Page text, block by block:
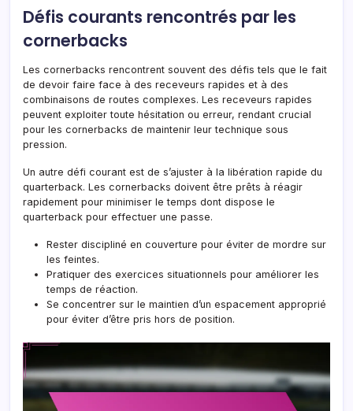
Défis courants rencontrés par les
cornerbacks
Les cornerbacks rencontrent souvent des défis tels que le fait
de devoir faire face à des receveurs rapides et à des
combinaisons de routes complexes. Les receveurs rapides
peuvent exploiter toute hésitation ou erreur, rendant crucial
pour les cornerbacks de maintenir leur technique sous
pression.
Un autre défi courant est de s’ajuster à la libération rapide du
quarterback. Les cornerbacks doivent être prêts à réagir
rapidement pour minimiser le temps dont dispose le
quarterback pour effectuer une passe.
Rester discipliné en couverture pour éviter de mordre sur
les feintes.
Pratiquer des exercices situationnels pour améliorer les
temps de réaction.
Se concentrer sur le maintien d’un espacement approprié
pour éviter d’être pris hors de position.